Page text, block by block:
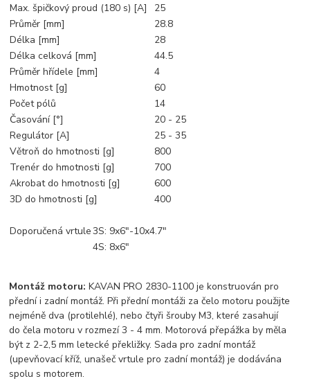
Max. špičkový proud (180 s) [A]
25
Průměr [mm]
28.8
Délka [mm]
28
Délka celková [mm]
44.5
Průměr hřídele [mm]
4
Hmotnost [g]
60
Počet pólů
14
Časování [°]
20 - 25
Regulátor [A]
25 - 35
Větroň do hmotnosti [g]
800
Trenér do hmotnosti [g]
700
Akrobat do hmotnosti [g]
600
3D do hmotnosti [g]
400
Doporučená vrtule3S: 9x6"-10x4.7"
4S: 8x6"
Montáž motoru: KAVAN PRO 2830-1100 je konstruován pro
přední i zadní montáž. Při přední montáži za čelo motoru použijte
nejméně dva (protilehlé), nebo čtyři šrouby M3, které zasahují
do čela motoru v rozmezí 3 - 4 mm. Motorová přepážka by měla
být z 2-2,5 mm letecké překližky. Sada pro zadní montáž
(upevňovací kříž, unašeč vrtule pro zadní montáž) je dodávána
spolu s motorem.